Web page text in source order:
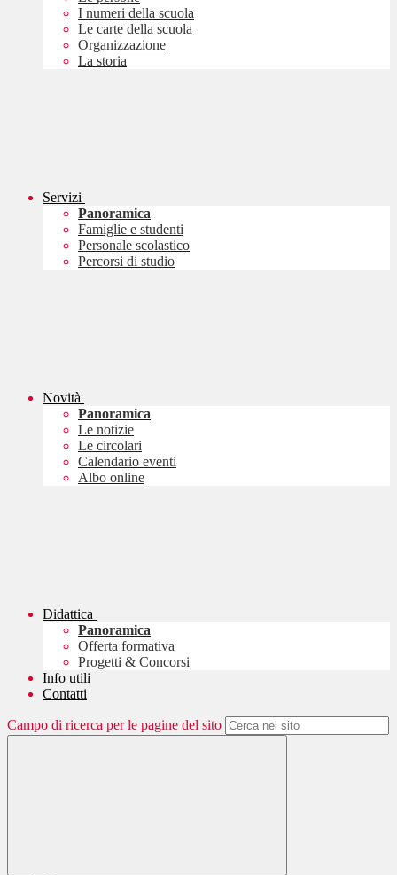
I numeri della scuola
Le carte della scuola
Organizzazione
La storia
Servizi
Panoramica
Famiglie e studenti
Personale scolastico
Percorsi di studio
Novità
Panoramica
Le notizie
Le circolari
Calendario eventi
Albo online
Didattica
Panoramica
Offerta formativa
Progetti & Concorsi
Info utili
Contatti
Campo di ricerca per le pagine del sito